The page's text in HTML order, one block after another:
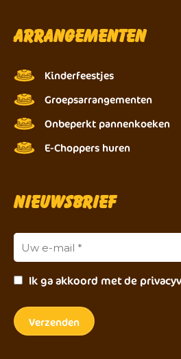
Arrangementen
Kinderfeestjes
Groepsarrangementen
Onbeperkt pannenkoeken
E-Choppers huren
Nieuwsbrief
Ik ga akkoord met de